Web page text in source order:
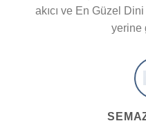
akıcı ve En Güzel
yerine